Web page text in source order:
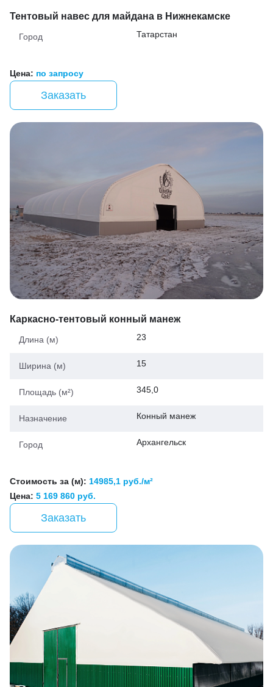
Тентовый навес для майдана в Нижнекамске
Город Татарстан
Цена: по запросу
Заказать
Каркасно-тентовый конный манеж
Длина (м) 23
Ширина (м) 15
Площадь (м²) 345,0
Назначение Конный манеж
Город Архангельск
Стоимость за (м): 14985,1 руб./м²
Цена: 5 169 860 руб.
Заказать